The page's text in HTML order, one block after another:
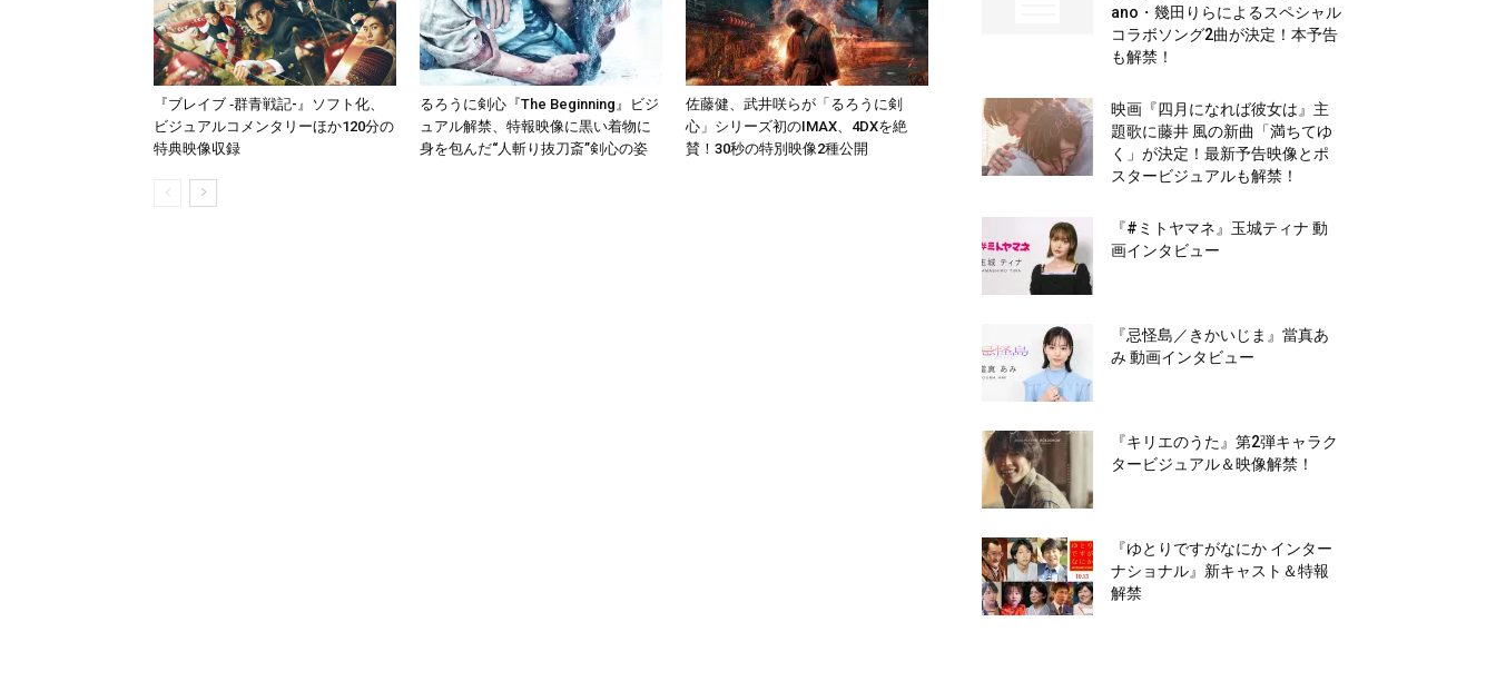
『ブレイブ ‐群青戦記-』ソフト化、
ビジュアルコメンタリーほか120分の
特典映像収録
るろうに剣心『The Beginning』ビジ
ュアル解禁、特報映像に黒い着物に
身を包んだ“人斬り抜刀斎”剣心の姿
佐藤健、武井咲らが「るろうに剣
心」シリーズ初のIMAX、4DXを絶
賛！30秒の特別映像2種公開
ano・幾田りらによるスペシャル
コラボソング2曲が決定！本予告
も解禁！
映画『四月になれば彼女は』主
題歌に藤井 風の新曲「満ちてゆ
く」が決定！最新予告映像とポ
スタービジュアルも解禁！
『#ミトヤマネ』玉城ティナ 動
画インタビュー
『忌怪島／きかいじま』當真あ
み 動画インタビュー
『キリエのうた』第2弾キャラク
タービジュアル＆映像解禁！
『ゆとりですがなにか インター
ナショナル』新キャスト＆特報
解禁